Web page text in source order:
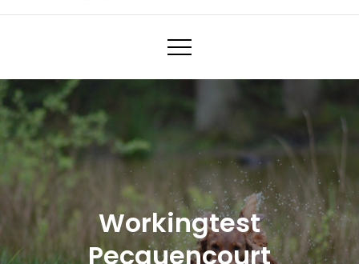
Copperlake Retrievers
Golden Retrievers
Workingtest
Pecquencourt